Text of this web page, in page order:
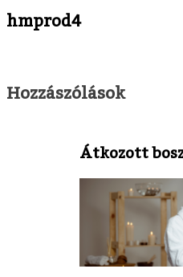
hmprod4
Hozzászólások
Átkozott